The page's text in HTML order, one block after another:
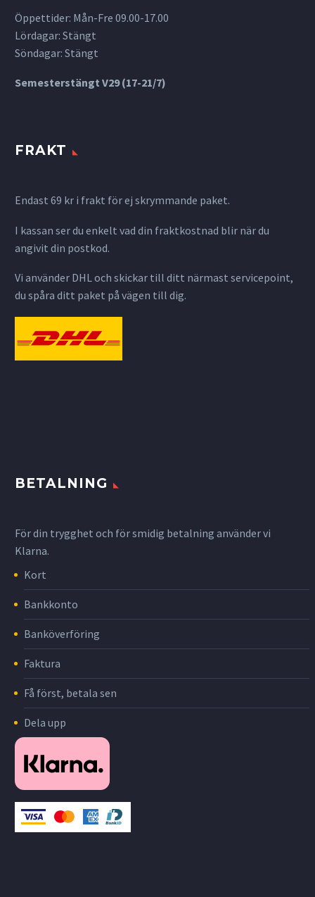
Öppettider: Mån-Fre 09.00-17.00
Lördagar: Stängt
Söndagar: Stängt
Semesterstängt V29 (17-21/7)
FRAKT
Endast 69 kr i frakt för ej skrymmande paket.
I kassan ser du enkelt vad din fraktkostnad blir när du
angivit din postkod.
Vi använder DHL och skickar till ditt närmast servicepoint,
du spåra ditt paket på vägen till dig.
BETALNING
För din trygghet och för smidig betalning använder vi
Klarna.
Kort
Bankkonto
Banköverföring
Faktura
Få först, betala sen
Dela upp